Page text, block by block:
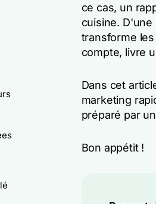
ce cas, un
cuisine.
transforme
compte, livre
Dans cet
marketing
préparé par
Bon appétit !